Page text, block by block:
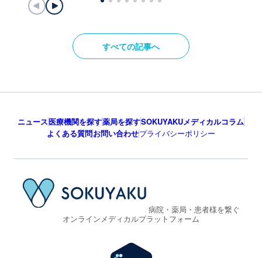
すべての記事へ
ニュース医療機関を探す薬局を探すSOKUYAKUメディカルコラム
よくある質問お問い合わせプライバシーポリシー
病院・薬局・患者様を繋ぐ
オンラインメディカルプラットフォーム